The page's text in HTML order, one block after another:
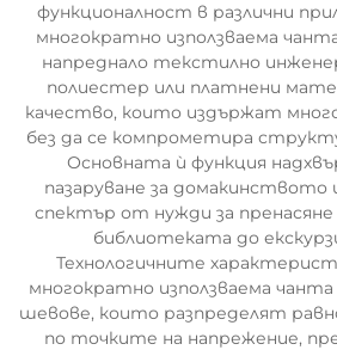
функционалност в различни
многократно използваема
напреднало текстилно
полиестер или платнени
качество, които издържат
без да се компрометира
Основната ѝ функция
пазаруване за
спектър от нужди за
библиотеката до
Технологичните
многократно използваема
шевове, които разпределят
по точките на напрежение,